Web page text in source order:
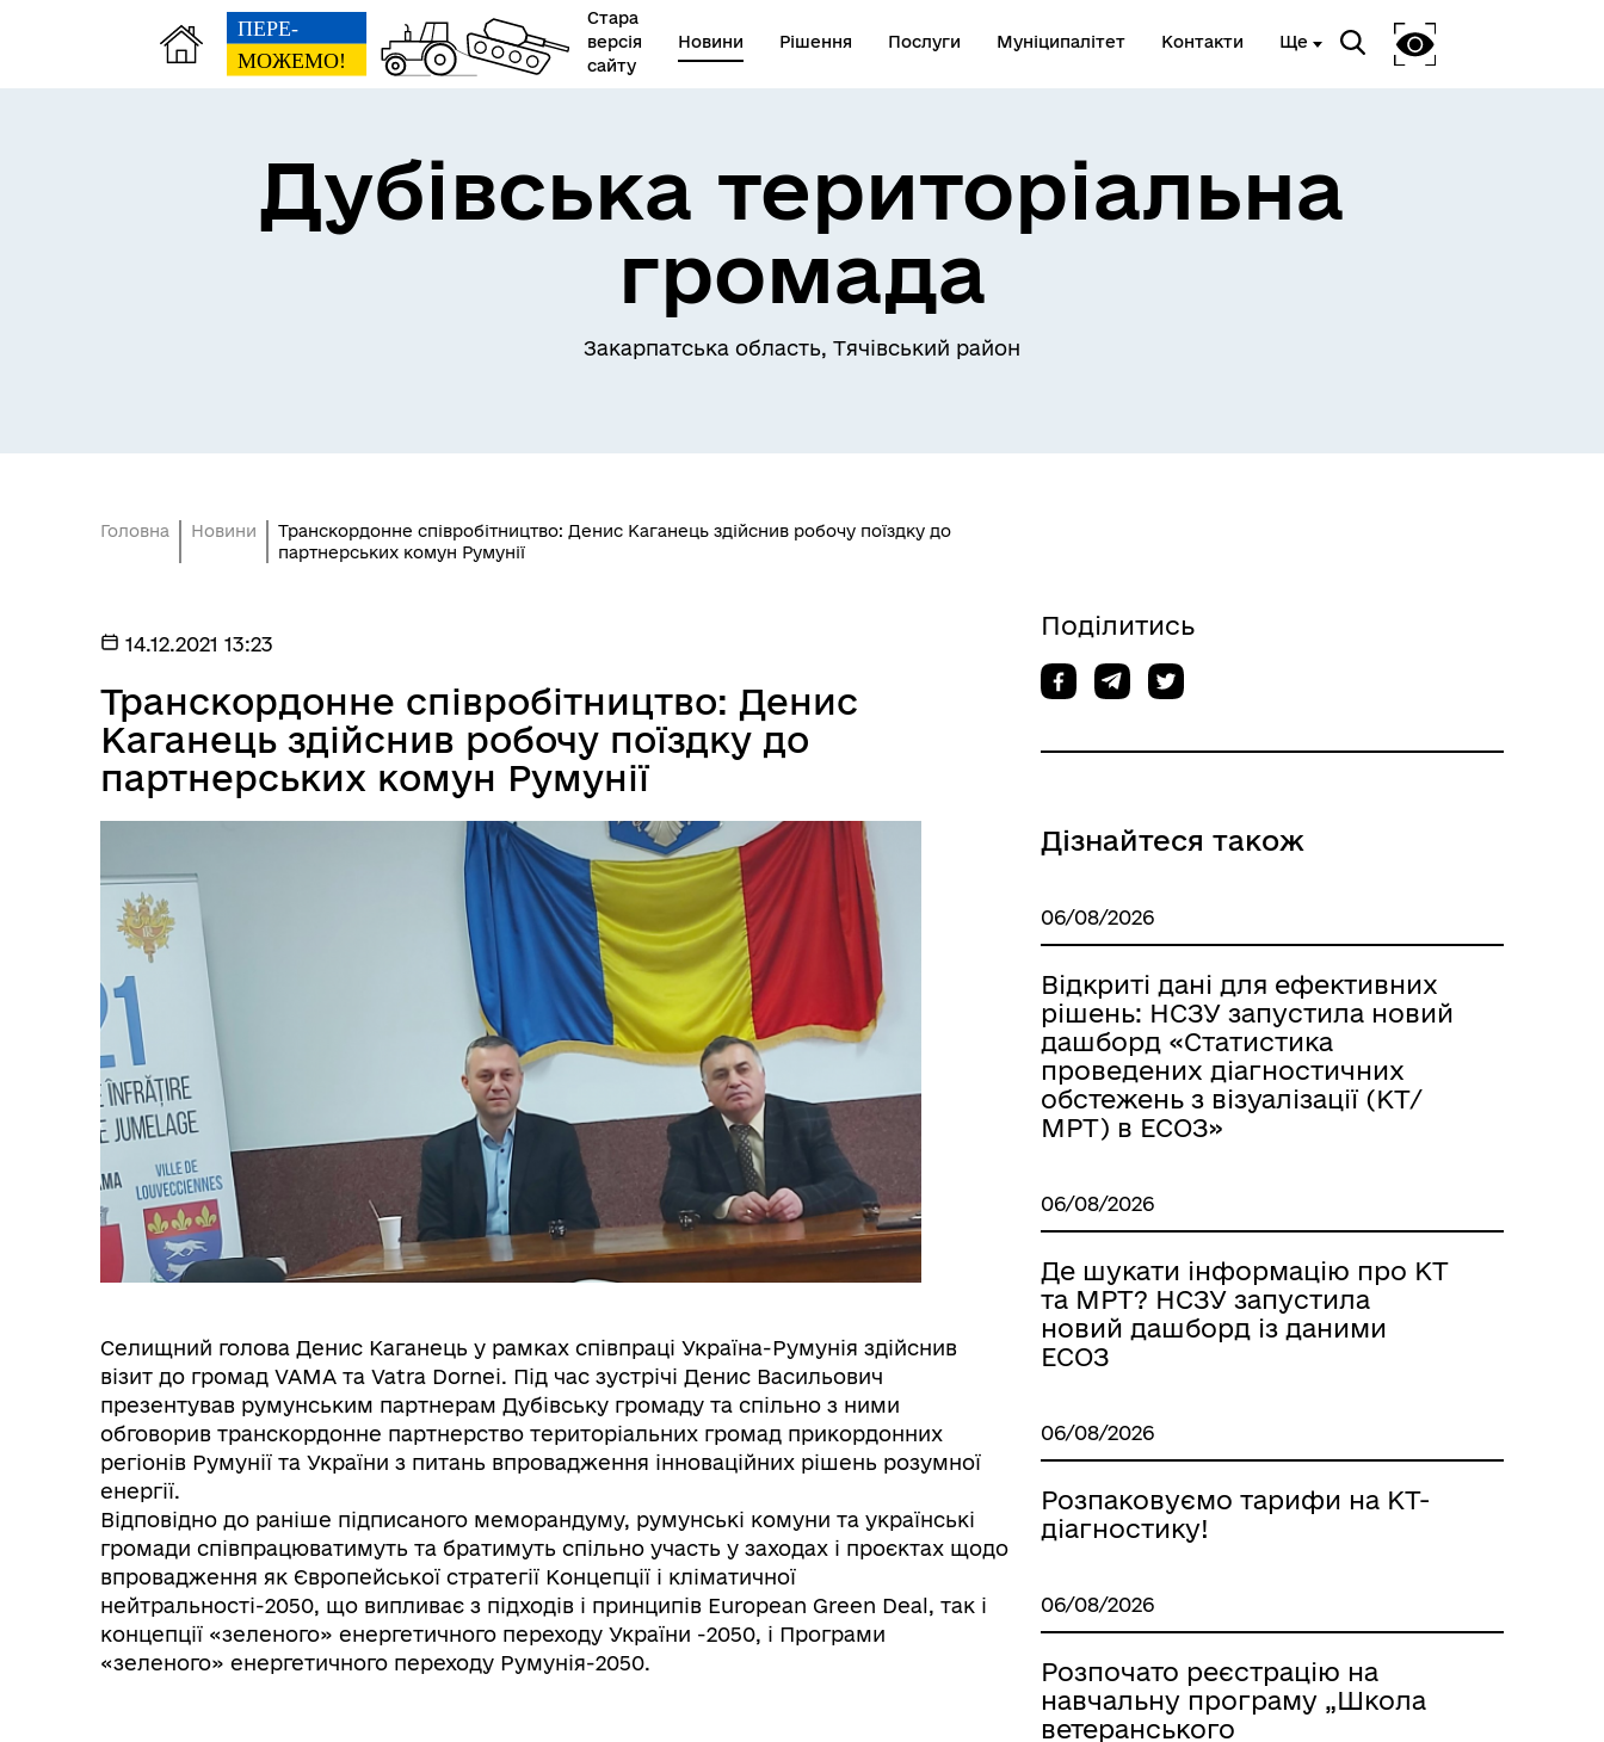
Стара
версія
сайту
Новини Рішення Послуги Муніципалітет Контакти Ще
Проєкт “SAFE AND
PROTECTED”: Спільна безпека
України"
Портал місцевих податків
Дубівської громади
Національний скринінг
здоров’я 40+ у КНП "Дубівська
лікарня".
Дубівська територіальна
громада
Закарпатська область, Тячівський район
Головна Новини
Транскордонне співробітництво: Денис Каганець здійснив робочу поїздку до
партнерських комун Румунії
14.12.2021 13:23
Транскордонне співробітництво: Денис
Каганець здійснив робочу поїздку до
партнерських комун Румунії
Селищний голова Денис Каганець у рамках співпраці Україна-Румунія здійснив
візит до громад VAMA та Vatra Dornei. Під час зустрічі Денис Васильович
презентував румунським партнерам Дубівську громаду та спільно з ними
обговорив транскордонне партнерство територіальних громад прикордонних
регіонів Румунії та України з питань впровадження інноваційних рішень розумної
енергії.
Відповідно до раніше підписаного меморандуму, румунські комуни та українські
громади співпрацюватимуть та братимуть спільно участь у заходах і проєктах щодо
впровадження як Європейської стратегії Концепції і кліматичної
нейтральності-2050, що випливає з підходів і принципів European Green Deal, так і
концепції «зеленого» енергетичного переходу України -2050, і Програми
«зеленого» енергетичного переходу Румунія-2050.
Поділитись
Дізнайтеся також
06/08/2026
Відкриті дані для ефективних
рішень: НСЗУ запустила новий
дашборд «Статистика
проведених діагностичних
обстежень з візуалізації (КТ/
МРТ) в ЕСОЗ»
06/08/2026
Де шукати інформацію про КТ
та МРТ? НСЗУ запустила
новий дашборд із даними
ЕСОЗ
06/08/2026
Розпаковуємо тарифи на КТ-
діагностику!
06/08/2026
Розпочато реєстрацію на
навчальну програму „Школа
ветеранського